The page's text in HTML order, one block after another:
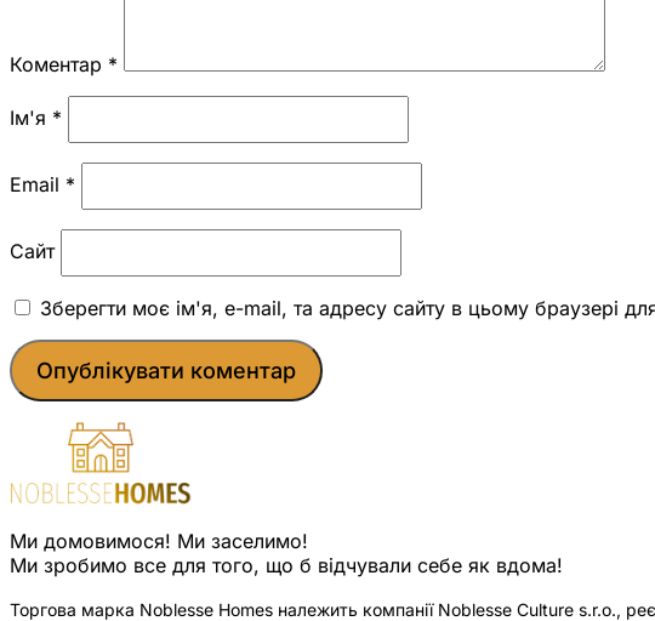
Коментар *
Ім'я *
Email *
Сайт
Зберегти моє ім'я, e-mail, та адресу сайту в цьому браузері
Ми домовимося! Ми заселимо!
Ми зробимо все для того, що б відчували себе як вдома!
Торгова марка Noblesse Homes належить компанії Noblesse Culture s.r.o.,